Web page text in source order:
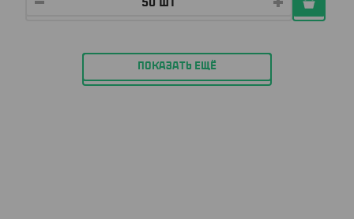
ПОКАЗАТЬ ЕЩЁ